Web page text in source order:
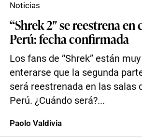
“Shrek 2″ se reestrena en
Perú: fecha confirmada
Los fans de “Shrek” están
enterarse que la segunda
será reestrenada en las salas
Perú. ¿Cuándo será?...
Noticias
Paolo Valdivia